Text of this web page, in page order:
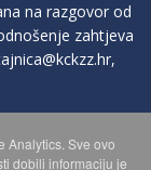
na razgovor od
zahtjeva
,
PODATAKA
Analytics. Sve ovo
dobili informaciju je